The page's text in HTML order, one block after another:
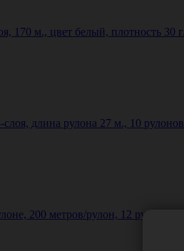
170 м., цвет белый, плотность
длина рулона 27 м., 10
200 метров/рулон, 12 рулон/